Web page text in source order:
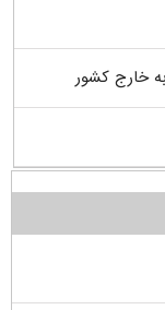
خارج کشور